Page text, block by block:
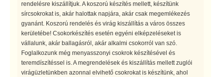
rendelésre kiszállítjuk. A koszorú készítés mellett, készítünk
sírcsokrokat is, akár halottak napjára, akár csak megemlékezés
gyanánt. Koszorú rendelés és virág kiszállítás a város összes
kerületébe! Csokorkészítés esetén egyéni elképzeléseket is
vállalunk, akár ballagásról, akár alkalmi csokorról van szó.
Foglalkozunk még menyasszonyi csokrok készítésével és
teremdíszítéssel is. A megrendelések és kiszállítás mellett zuglói
virágüzletünkben azonnal elvihető csokrokat is készítünk, ahol